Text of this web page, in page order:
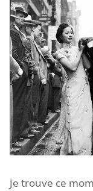
Je trouve ce